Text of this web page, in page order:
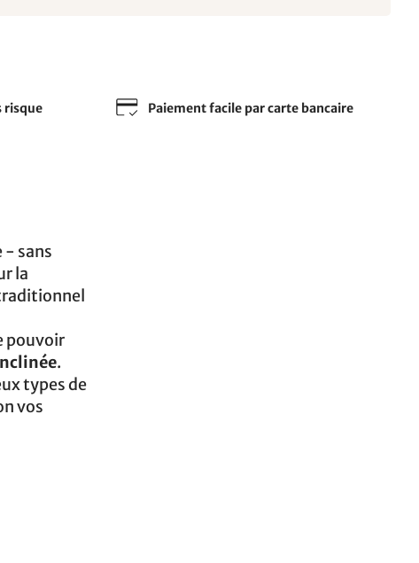
risque Paiement facile par carte bancaire
- sans
la
pouvoir
.
types de
vos